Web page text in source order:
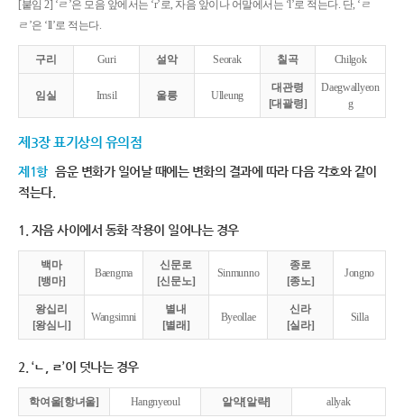
[붙임 2] ‘ㄹ’은 모음 앞에서는 ‘r’로, 자음 앞이나 어말에서는 ‘l’로 적는다. 단, ‘ㄹ
ㄹ’은 ‘ll’로 적는다.
구리 Guri 설악 Seorak 칠곡 Chilgok
임실 Imsil 울릉 Ulleung
대관령
[대괄령]
Daegwallyeon
g
제3장 표기상의 유의점
제1항 음운 변화가 일어날 때에는 변화의 결과에 따라 다음 각호와 같이
적는다.
1. 자음 사이에서 동화 작용이 일어나는 경우
백마
[뱅마]
Baengma
신문로
[신문노]
Sinmunno
종로
[종노]
Jongno
왕십리
[왕심니]
Wangsimni
별내
[별래]
Byeollae
신라
[실라]
Silla
2. ‘ㄴ, ㄹ’이 덧나는 경우
학여울[항녀울] Hangnyeoul 알약[알략] allyak